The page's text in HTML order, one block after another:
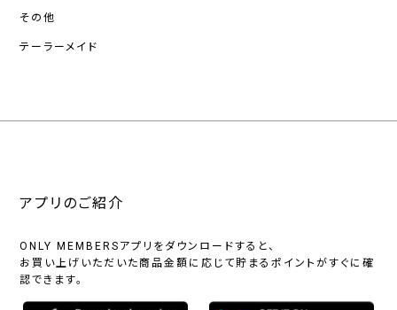
その他
テーラーメイド
アプリのご紹介
ONLY MEMBERSアプリをダウンロードすると、
お買い上げいただいた商品金額に応じて貯まるポイントがすぐに確
認できます。